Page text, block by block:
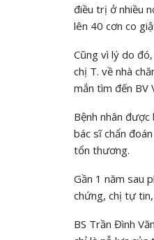
điều trị ở nhiều
lên 40 cơn co
Cũng vì lý do
chị T. về nhà
mắn tìm đến
Bệnh nhân
bác sĩ chẩn
tổn thương.
Gần 1 năm sau
chứng, chị tự
BS Trần Đình